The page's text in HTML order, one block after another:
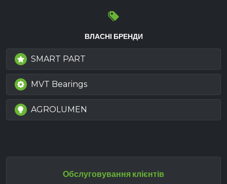
ВЛАСНІ БРЕНДИ
SMART PART
MVT Bearings
AGROLUMEN
Обслуговування клієнтів